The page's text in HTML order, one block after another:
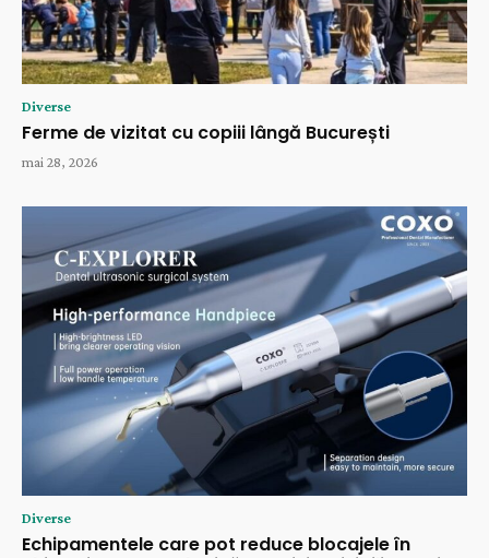
Diverse
Ferme de vizitat cu copiii lângă București
mai 28, 2026
Diverse
Echipamentele care pot reduce blocajele în